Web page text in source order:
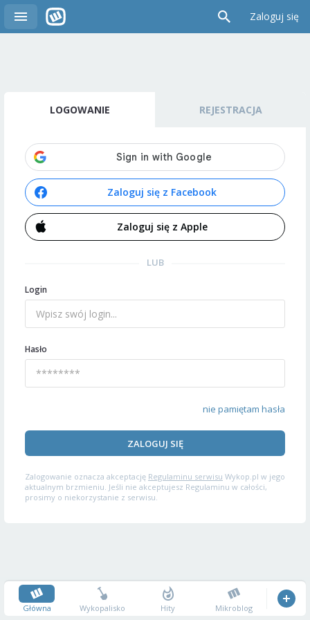
Zaloguj się
LOGOWANIE REJESTRACJA
Zaloguj się z Facebook
Zaloguj się z Apple
LUB
Login
Hasło
nie pamiętam hasła
ZALOGUJ SIĘ
Zalogowanie oznacza akceptację Regulaminu serwisu Wykop.pl w jego
aktualnym brzmieniu. Jeśli nie akceptujesz Regulaminu w całości,
prosimy o niekorzystanie z serwisu.
Główna Wykopalisko Hity Mikroblog